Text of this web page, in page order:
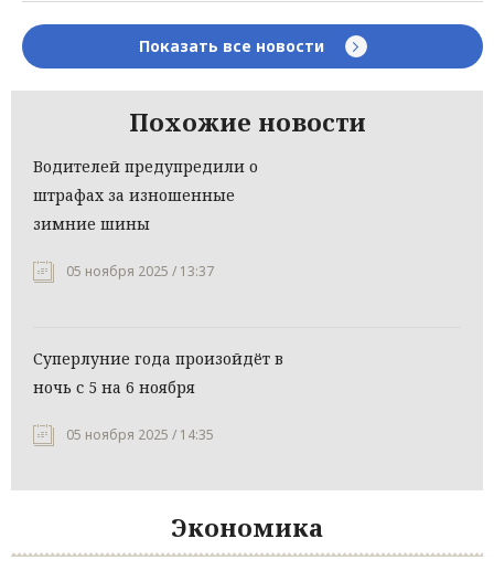
Показать все новости
Похожие новости
Водителей предупредили о
штрафах за изношенные
зимние шины
05 ноября 2025 / 13:37
Суперлуние года произойдёт в
ночь с 5 на 6 ноября
05 ноября 2025 / 14:35
Экономика